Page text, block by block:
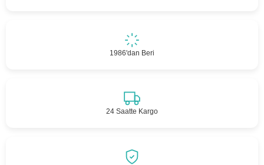
1986'dan Beri
24 Saatte Kargo